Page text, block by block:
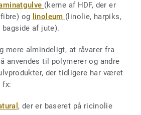
(kerne af HDF, der er
og linoleum (linolie, harpiks,
af jute).
mere almindeligt, at råvarer fra
anvendes til polymerer og andre
der tidligere har været
fx:
, der er baseret på ricinolie